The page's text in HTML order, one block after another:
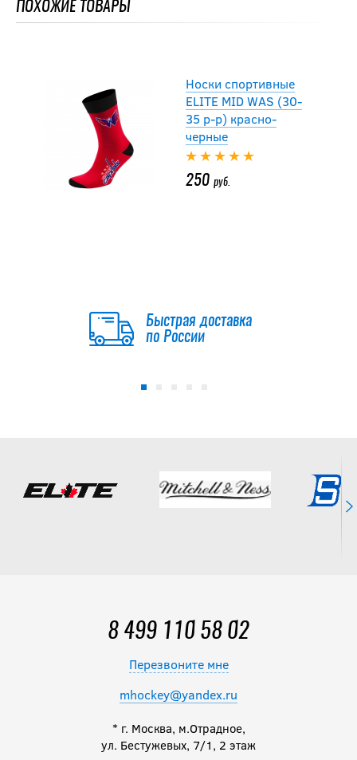
ПОХОЖИЕ ТОВАРЫ
250
Носки спортивные
ELITE MID WAS (30-
35 р-р) красно-
черные
250 руб.
250
Быстрая доставка
по России
8 499 110 58 02
Перезвоните мне
mhockey@yandex.ru
* г. Москва, м.Отрадное,
ул. Бестужевых, 7/1, 2 этаж